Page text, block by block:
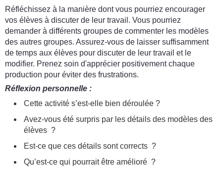
Réfléchissez à la manière dont vous pourriez encourager
vos élèves à discuter de leur travail. Vous pourriez
demander à différents groupes de commenter les modèles
des autres groupes. Assurez-vous de laisser suffisamment
de temps aux élèves pour discuter de leur travail et le
modifier. Prenez soin d'apprécier positivement chaque
production pour éviter des frustrations.
Réflexion personnelle :
Cette activité s’est-elle bien déroulée ?
Avez-vous été surpris par les détails des modèles des
élèves ?
Est-ce que ces détails sont corrects ?
Qu’est-ce qui pourrait être amélioré ?